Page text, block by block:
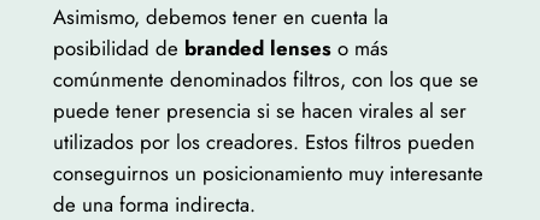
Asimismo, debemos tener en cuenta la
posibilidad de branded lenseso más
comúnmente denominados filtros, con los que se
puede tener presencia si se hacen virales al ser
utilizados por los creadores. Estos filtros pueden
conseguirnos un posicionamiento muy interesante
de una forma indirecta.